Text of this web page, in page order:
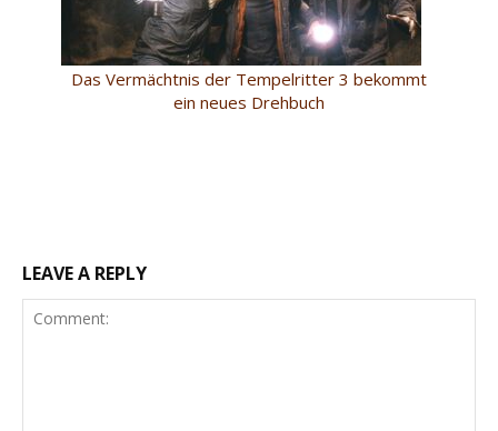
Das Vermächtnis der Tempelritter 3 bekommt
ein neues Drehbuch
LEAVE A REPLY